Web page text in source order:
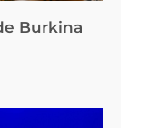
Burkina